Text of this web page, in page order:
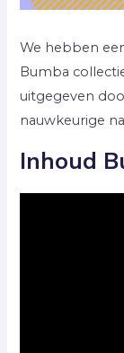
We hebben
Bumba
uitgegeven
nauwkeurige
Inhoud